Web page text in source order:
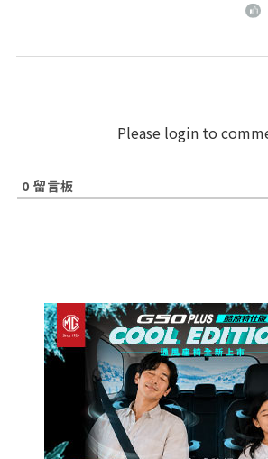
Please login to
0 留言板